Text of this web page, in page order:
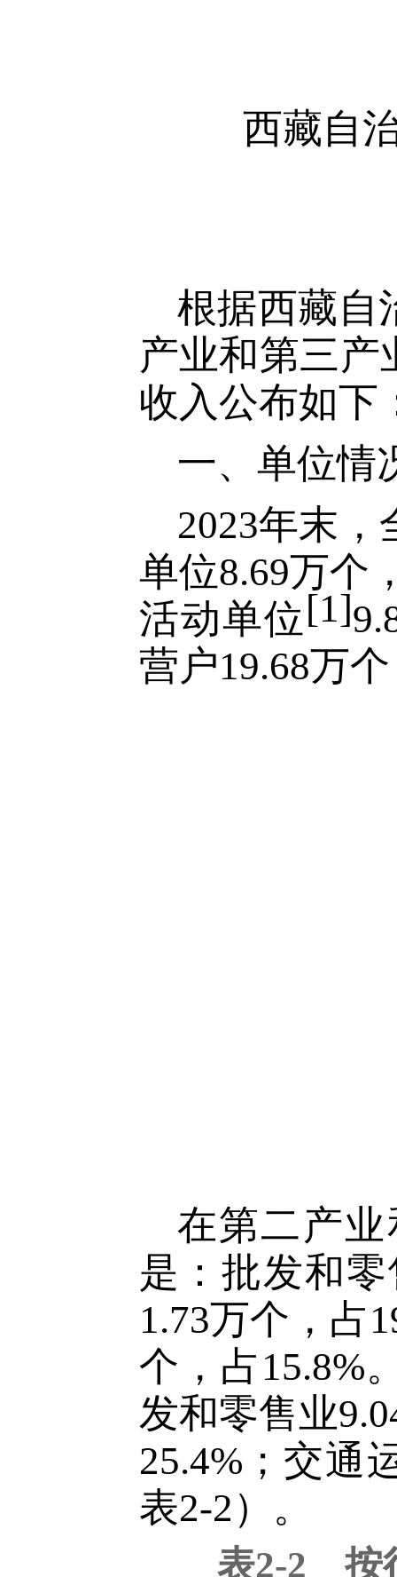
西藏自
根据西藏自
产业和第三
收入公布如下
一、单位情
2023年末
单位8.69万个
活动单位[1]
营户19.68万
在第二产
是：批发和
1.73万个，占
个，占 15.8%
发和零售业
25.4%；交通
表2-2）。
表2-2 按